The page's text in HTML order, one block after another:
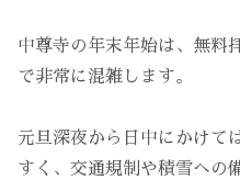
中尊寺の年末年始は、無料
で非常に混雑します。
元旦深夜から日中にかけて
すく、交通規制や積雪への